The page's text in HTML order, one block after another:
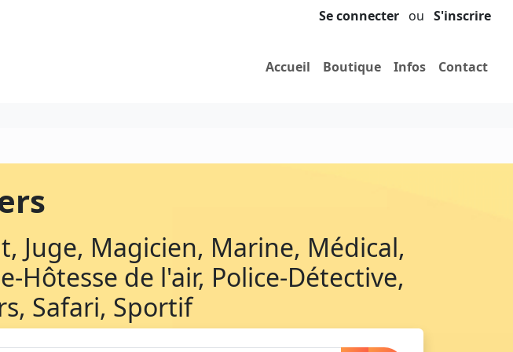
Se connecter ou S'inscrire
Accueil Boutique Infos Contact
Juge, Magicien, Marine, Médical,
Hôtesse de l'air, Police-Détective,
Safari, Sportif